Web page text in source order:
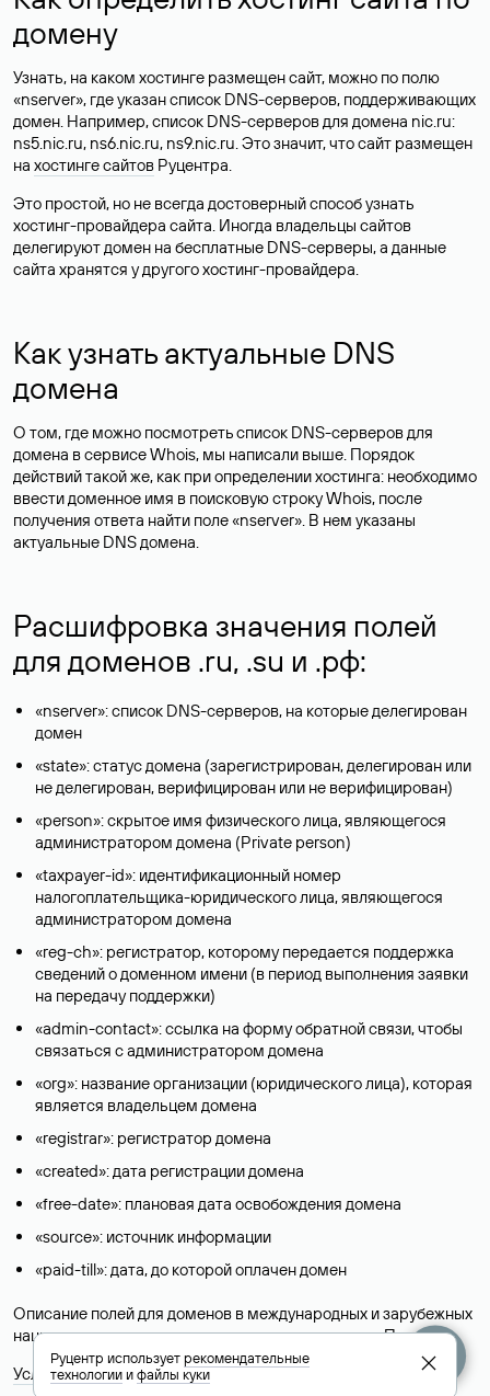
домену
Узнать, на каком хостинге размещен сайт, можно по полю
«nserver», где указан список DNS-серверов, поддерживающих
домен. Например, список DNS-серверов для домена nic.ru:
ns5.nic.ru, ns6.nic.ru, ns9.nic.ru. Это значит, что сайт размещен
на хостинге сайтов Руцентра.
Это простой, но не всегда достоверный способ узнать
хостинг-провайдера сайта. Иногда владельцы сайтов
делегируют домен на бесплатные DNS-серверы, а данные
сайта хранятся у другого хостинг-провайдера.
Как узнать актуальные DNS
домена
О том, где можно посмотреть список DNS-серверов для
домена в сервисе Whois, мы написали выше. Порядок
действий такой же, как при определении хостинга: необходимо
ввести доменное имя в поисковую строку Whois, после
получения ответа найти поле «nserver». В нем указаны
актуальные DNS домена.
Расшифровка значения полей
для доменов .ru, .su и .рф:
«nserver»: список DNS-серверов, на которые делегирован
домен
«state»: статус домена (зарегистрирован, делегирован или
не делегирован, верифицирован или не верифицирован)
«person»: скрытое имя физического лица, являющегося
администратором домена (Privatе person)
«taxpayer-id»: идентификационный номер
налогоплательщика-юридического лица, являющегося
администратором домена
«reg-ch»: регистратор, которому передается поддержка
сведений о доменном имени (в период выполнения заявки
на передачу поддержки)
«admin-contact»: ссылка на форму обратной связи, чтобы
связаться с администратором домена
«org»: название организации (юридического лица), которая
является владельцем домена
«registrar»: регистратор домена
«created»: дата регистрации домена
«free-date»: плановая дата освобождения домена
«source»: источник информации
«paid-till»: дата, до которой оплачен домен
Описание полей для доменов в международных и зарубежных
национальных доменах представлены в разделе «Помощь».
Условия использования Whois-сервиса
Руцентр используетрекомендательные
технологииифайлы куки